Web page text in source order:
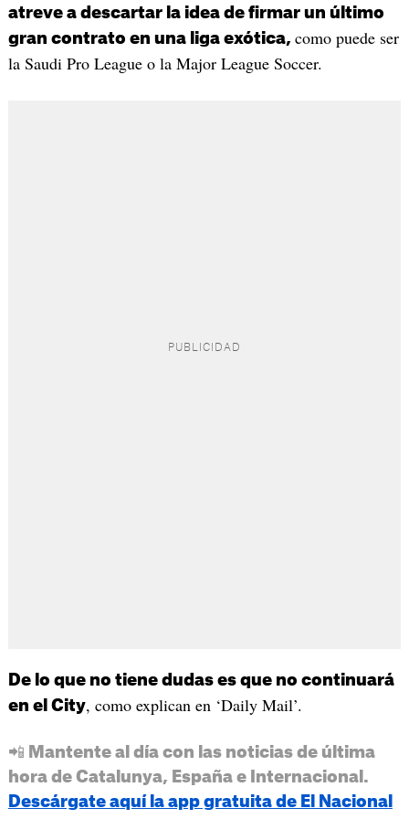
atreve a descartar la idea de firmar un último
gran contrato en una liga exótica, como puede ser
la Saudi Pro League o la Major League Soccer.
De lo que no tiene dudas es que no continuará
en el City, como explican en ‘Daily Mail’.
📲 Mantente al día con las noticias de última
hora de Catalunya, España e Internacional.
Descárgate aquí la app gratuita de El Nacional